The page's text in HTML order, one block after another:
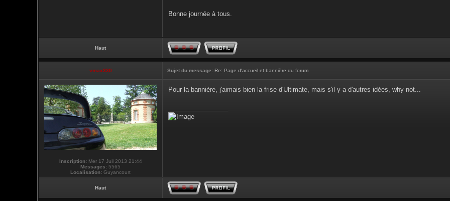
Bonne journée à tous.
Haut
vmax330 Sujet du message: Re: Page d'accueil et bannière du forum
Inscription:Mer 17 Juil 2013 21:44
Messages: 5565
Localisation: Guyancourt
Pour la bannière, j'aimais bien la frise d'Ultimate, mais s'il y a d'autres idées, why not...
Haut